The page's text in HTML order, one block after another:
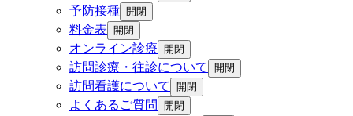
予防接種 開閉
料金表 開閉
オンライン診療 開閉
訪問診療・往診について 開閉
訪問看護について 開閉
よくあるご質問 開閉